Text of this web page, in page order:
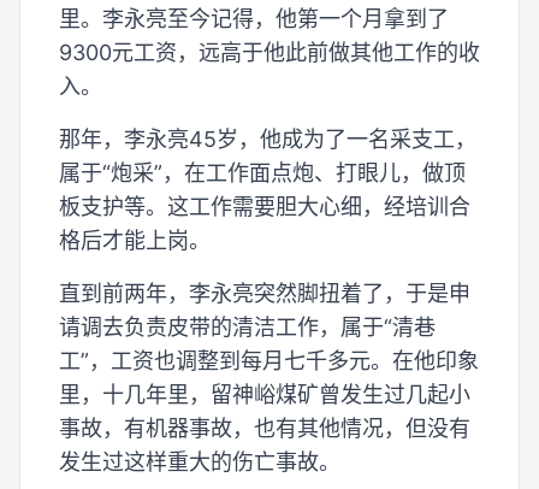
里。李永亮至今记得，他第一个月拿到了
9300元工资，远高于他此前做其他工作的收
入。
那年，李永亮45岁，他成为了一名采支工，
属于“炮采”，在工作面点炮、打眼儿，做顶
板支护等。这工作需要胆大心细，经培训合
格后才能上岗。
直到前两年，李永亮突然脚扭着了，于是申
请调去负责皮带的清洁工作，属于“清巷
工”，工资也调整到每月七千多元。在他印象
里，十几年里，留神峪煤矿曾发生过几起小
事故，有机器事故，也有其他情况，但没有
发生过这样重大的伤亡事故。